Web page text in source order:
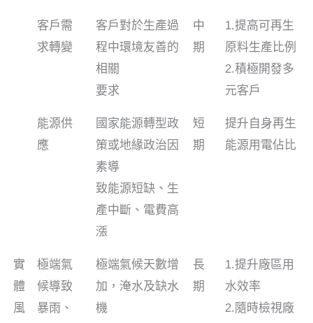
客戶需
求轉變
客戶對於生產過
程中環境友善的
相關
要求
中
期
1.提高可再生
原料生產比例
2.積極開發多
元客戶
能源供
應
國家能源轉型政
策或地緣政治因
素導
致能源短缺、生
產中斷、電費高
漲
短
期
提升自身再生
能源用電佔比
實
體
風
極端氣
候導致
暴雨、
極端氣候天數增
加，淹水及缺水
機
長
期
1.提升廠區用
水效率
2.隨時檢視廠